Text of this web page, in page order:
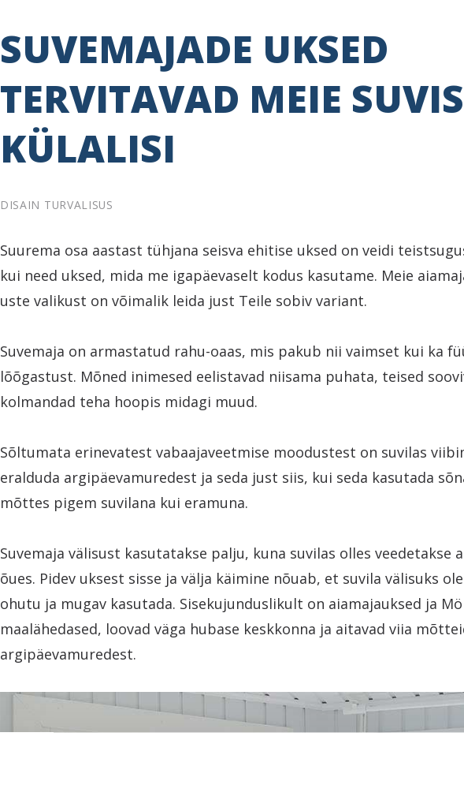
SUVEMAJADE UKSED
TERVITAVAD MEIE
KÜLALISI
DISAIN TURVALISUS
Suurema osa aastast tühjana seisva ehitise uksed on veidi
kui need uksed, mida me igapäevaselt kodus kasutame. Meie
uste valikust on võimalik leida just Teile sobiv variant.
Suvemaja on armastatud rahu-oaas, mis pakub nii vaimset kui ka
lõõgastust. Mõned inimesed eelistavad niisama puhata, teised
kolmandad teha hoopis midagi muud.
Sõltumata erinevatest vabaajaveetmise moodustest on suvilas
eralduda argipäevamuredest ja seda just siis, kui seda kasutada
mõttes pigem suvilana kui eramuna.
Suvemaja välisust kasutatakse palju, kuna suvilas olles veedetakse
õues. Pidev uksest sisse ja välja käimine nõuab, et suvila välisuks
ohutu ja mugav kasutada. Sisekujunduslikult on aiamajauksed ja
maalähedased, loovad väga hubase keskkonna ja aitavad viia
argipäevamuredest.